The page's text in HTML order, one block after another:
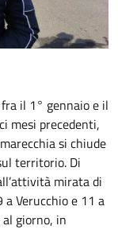
il 1° gennaio e il
mesi precedenti,
si chiude
territorio. Di
mirata di
Verucchio e 11 a
giorno, in